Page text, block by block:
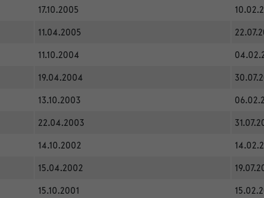
17.10.2005
11.04.2005
11.10.2004
19.04.2004
13.10.2003
22.04.2003
14.10.2002
15.04.2002
15.10.2001